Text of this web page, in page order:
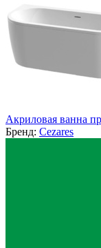
Акриловая ванна
Бренд: Cezares